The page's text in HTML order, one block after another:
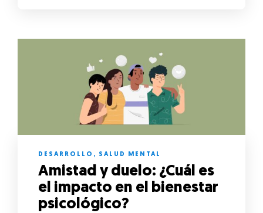
DESARROLLO , SALUD MENTAL
Amistad y duelo: ¿Cuál es
el impacto en el bienestar
psicológico?